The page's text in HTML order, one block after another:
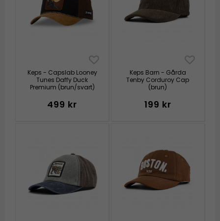
Keps - Capslab Looney
Tunes Daffy Duck
Premium (brun/svart)
499 kr
Keps Barn - Gårda
Tenby Corduroy Cap
(brun)
199 kr